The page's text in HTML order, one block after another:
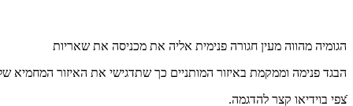
הגומיה מהווה מעין חגורה פנימית אליה את מכניסה את שאריות
הבגד פנימה וממקמת באיזור המותניים כך שתדגישי את האיזור המחמיא
ֿצפי בוידיאו קצר להדגמה.